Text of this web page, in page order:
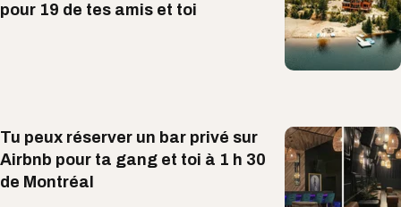
pour 19 de tes amis et toi
Tu peux réserver un bar privé sur
Airbnb pour ta gang et toi à 1 h 30
de Montréal